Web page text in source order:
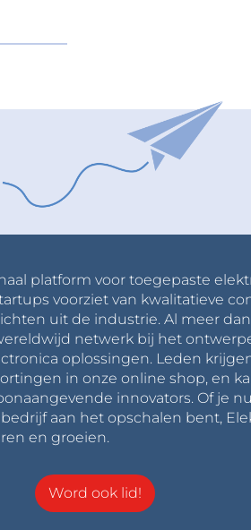
platform voor toegepaste
voorziet van kwalitatieve
uit de industrie. Al meer
netwerk bij het
oplossingen. Leden
in onze online shop, en
innovators. Of je
aan het opschalen bent,
en groeien.
Word ook lid!